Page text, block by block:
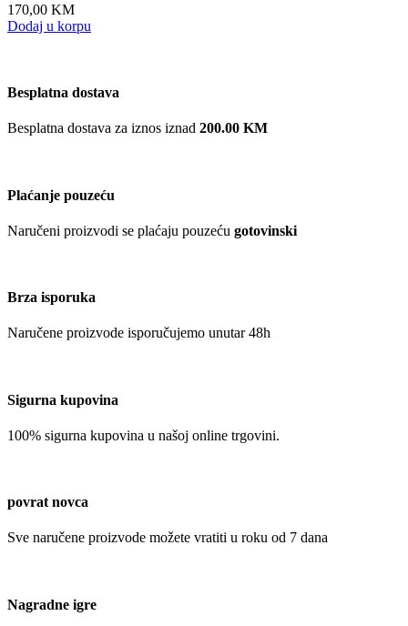
170,00 KM
Dodaj u korpu
Besplatna dostava
Besplatna dostava za iznos iznad 200.00 KM
Plaćanje pouzeću
Naručeni proizvodi se plaćaju pouzeću gotovinski
Brza isporuka
Naručene proizvode isporučujemo unutar 48h
Sigurna kupovina
100% sigurna kupovina u našoj online trgovini.
povrat novca
Sve naručene proizvode možete vratiti u roku od 7 dana
Nagradne igre